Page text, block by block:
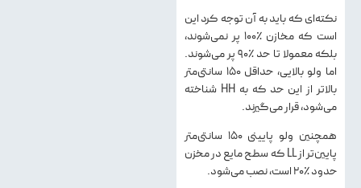
نکته‌ای که باید به آن توجه کرد این
است که مخازن ٪۱۰۰ پر نمی‌شوند،
بلکه معمولا تا حد ٪۹۰ پر می‌شوند.
اما ولو بالایی، حداقل ۱۵۰ سانتی‌متر
بالاتر از این حد که به HH شناخته
می‌شود، قرار می‌گیرند.
همچنین ولو پایینی ۱۵۰ سانتی‌متر
پایین‌تر از LL که سطح مایع در مخزن
حدود ٪۲۰ است، نصب می‌شود.